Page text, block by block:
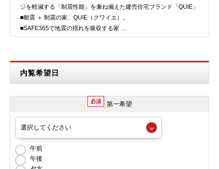
ジを軽減する「制震性能」を兼ね備えた建売住宅ブランド「QUIE」
■耐震 ＋ 制震の家、QUIE（クワイエ）。
■SAFE365で地震の揺れを吸収する家
内覧希望日
必須 第一希望
午前
午後